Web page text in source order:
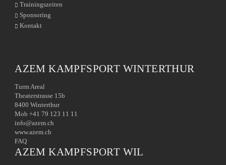
Trainingszeiten
Sponsoring
Kontakt
AZEM KAMPFSPORT WINTERTHUR
Turm Areal
Theaterstrasse 15b
8400 Winterthur
Mob +41 79 123 11 11
info@azem.ch
www.azem.ch
FAQ
AZEM KAMPFSPORT WIL